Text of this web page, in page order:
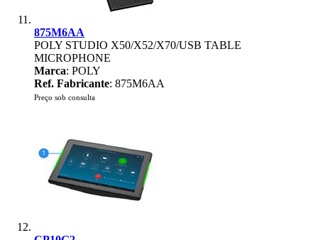
875M6AA
POLY STUDIO X50/X52/X70/USB TABLE
MICROPHONE
Marca: POLY
Ref. Fabricante: 875M6AA
Preço sob consulta